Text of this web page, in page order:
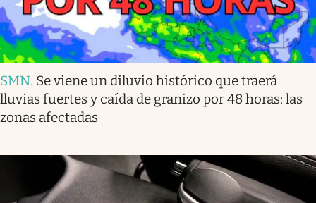
SMN. Se viene un diluvio histórico que traerá
lluvias fuertes y caída de granizo por 48 horas: las
zonas afectadas